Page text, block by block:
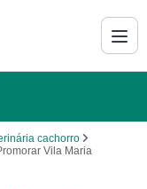
cachorro
Vila Maria